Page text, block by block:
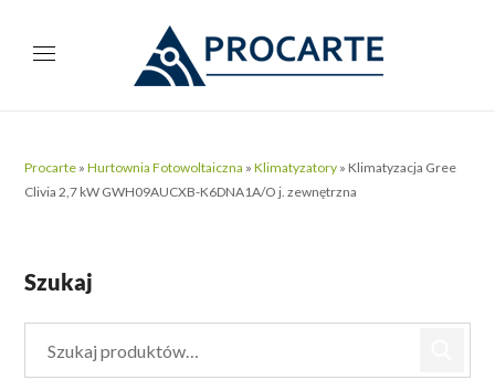
Procarte »Hurtownia Fotowoltaiczna »Klimatyzatory » Klimatyzacja Gree
Clivia 2,7 kW GWH09AUCXB-K6DNA1A/O j. zewnętrzna
Szukaj